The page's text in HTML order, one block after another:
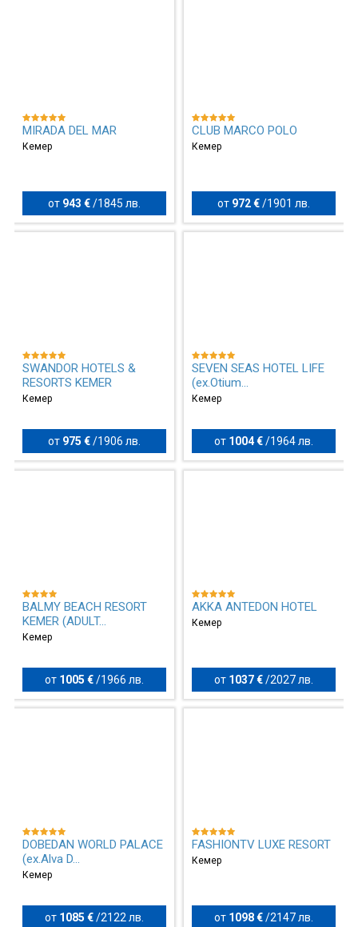
MIRADA DEL MAR
Кемер
от 943 € / 1845 лв.
CLUB MARCO POLO
Кемер
от 972 €/ 1901 лв.
SWANDOR HOTELS &
RESORTS KEMER
Кемер
от 975 € / 1906 лв.
SEVEN SEAS HOTEL LIFE
(ex.Otium...
Кемер
от 1004 €/ 1964 лв.
BALMY BEACH RESORT
KEMER (ADULT...
Кемер
от 1005 € / 1966 лв.
AKKA ANTEDON HOTEL
Кемер
от 1037 €/2027 лв.
DOBEDAN WORLD PALACE
(ex.Alva D...
Кемер
от 1085 € /2122 лв.
FASHIONTV LUXE RESORT
Кемер
от 1098 €/2147 лв.